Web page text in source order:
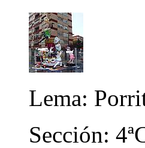
Lema:
Sección: